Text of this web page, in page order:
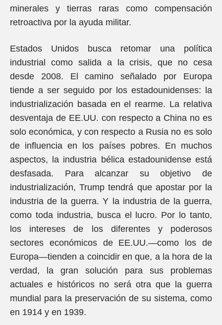
minerales y tierras raras como compensación
retroactiva por la ayuda militar.
Estados Unidos busca retomar una política
industrial como salida a la crisis, que no cesa
desde 2008. El camino señalado por Europa
tiende a ser seguido por los estadounidenses: la
industrialización basada en el rearme. La relativa
desventaja de EE.UU. con respecto a China no es
solo económica, y con respecto a Rusia no es solo
de influencia en los países pobres. En muchos
aspectos, la industria bélica estadounidense está
desfasada. Para alcanzar su objetivo de
industrialización, Trump tendrá que apostar por la
industria de la guerra. Y la industria de la guerra,
como toda industria, busca el lucro. Por lo tanto,
los intereses de los diferentes y poderosos
sectores económicos de EE.UU.—como los de
Europa—tienden a coincidir en que, a la hora de la
verdad, la gran solución para sus problemas
actuales e históricos no será otra que la guerra
mundial para la preservación de su sistema, como
en 1914 y en 1939.